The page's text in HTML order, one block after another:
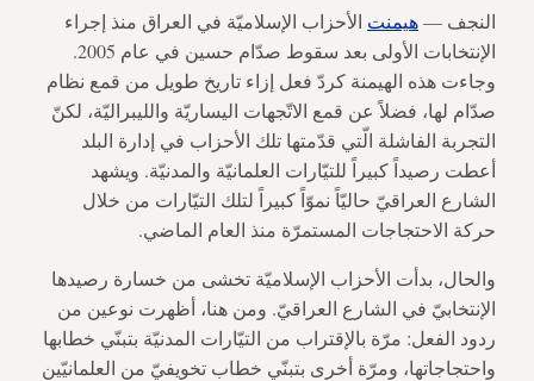
النجف —هيمنت الأحزاب الإسلاميّة في العراق منذ إجراء
الإنتخابات الأولى بعد سقوط صدّام حسين في عام 2005.
وجاءت هذه الهيمنة كردّ فعل إزاء تاريخ طويل من قمع نظام
صدّام لها، فضلاً عن قمع الاتّجهات اليساريّة والليبراليّة، لكنّ
التجربة الفاشلة الّتي قدّمتها تلك الأحزاب في إدارة البلد
أعطت رصيداً كبيراً للتيّارات العلمانيّة والمدنيّة. ويشهد
الشارع العراقيّ حاليّاً نموّاً كبيراً لتلك التيّارات من خلال
حركة الاحتجاجات المستمرّة منذ العام الماضي.
والحال، بدأت الأحزاب الإسلاميّة تخشى من خسارة رصيدها
الإنتخابيّ في الشارع العراقيّ. ومن هنا، أظهرت نوعين من
ردود الفعل: مرّة بالإقتراب من التيّارات المدنيّة بتبنّي خطابها
واحتجاجاتها، ومرّة أخرى بتبنّي خطاب تخويفيّ من العلمانيّين